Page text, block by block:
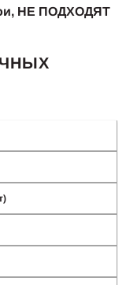
НЕ ПОДХОДЯТ